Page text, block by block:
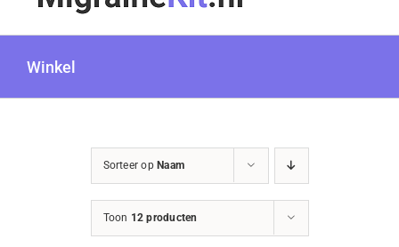
Winkel
Sorteer op Naam
Toon 12 producten